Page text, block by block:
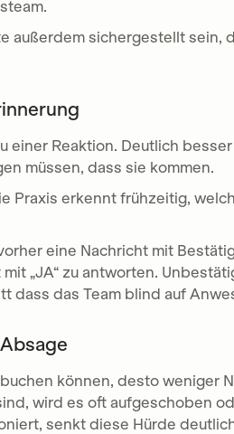
außerdem sichergestellt sein,
einer Reaktion. Deutlich
müssen, dass sie kommen.
Praxis erkennt frühzeitig,
eine Nachricht mit
„JA“ zu antworten.
dass das Team blind auf
können, desto weniger
wird es oft aufgeschoben
senkt diese Hürde